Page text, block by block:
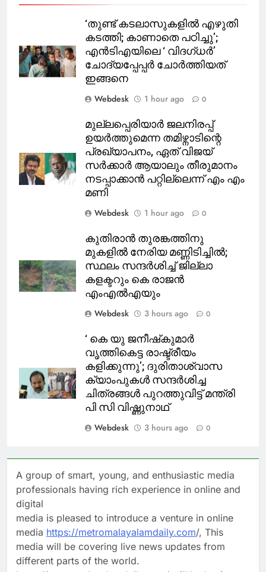
‘തുണ്ട് കടലാസുകളില്‍ എഴുതി
കടത്തി; കാണാതെ പഠിച്ചു’;
എന്‍ടിഎയിലെ ‘ വിദഗ്ധര്‍’
ചോദ്യപ്പേപ്പര്‍ ചോര്‍ത്തിയത്
ഇങ്ങനെ
Webdesk
1 hour ago 0
മുല്ലപ്പെരിയാർ ജലനിരപ്പ്
ഉയർത്തുമെന്ന തമിഴ്നാടിന്റെ
പ്രഖ്യാപനം, ഏത് വിജയ്
സർക്കാർ ആയാലും തീരുമാനം
നടപ്പാക്കാൻ പറ്റില്ലെന്ന് എം എം
മണി
Webdesk
1 hour ago 0
കുതിരാന്‍ തുരങ്കത്തിനു
മുകളില്‍ നേരിയ മണ്ണിടിച്ചില്‍;
സ്ഥലം സന്ദര്‍ശിച്ച് ജില്ലാ
കളക്ടറും കെ രാജന്‍
എംഎല്‍എയും
Webdesk
3 hours ago 0
‘ കെ യു ജനീഷ്‌കുമാര്‍
വൃത്തികെട്ട രാഷ്ട്രീയം
കളിക്കുന്നു’; ദുരിതാശ്വാസ
ക്യാംപുകള്‍ സന്ദര്‍ശിച്ച
ചിത്രങ്ങള്‍ പുറത്തുവിട്ട് മന്ത്രി
പി സി വിഷ്ണുനാഥ്
Webdesk
3 hours ago 0
A group of smart, young, and enthusiastic media
professionals having rich experience in online and
digital
media is pleased to introduce a venture in online
media https://metromalayalamdaily.com/, This
media will be covering live news updates from
different parts of the world.